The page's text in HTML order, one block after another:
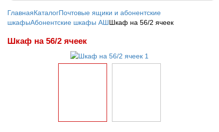
ГлавнаяКаталогПочтовые ящики и абонентские
шкафыАбонентские шкафы АШШкаф на 56/2 ячеек
Шкаф на 56/2 ячеек